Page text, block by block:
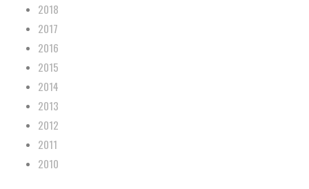
2018
2017
2016
2015
2014
2013
2012
2011
2010